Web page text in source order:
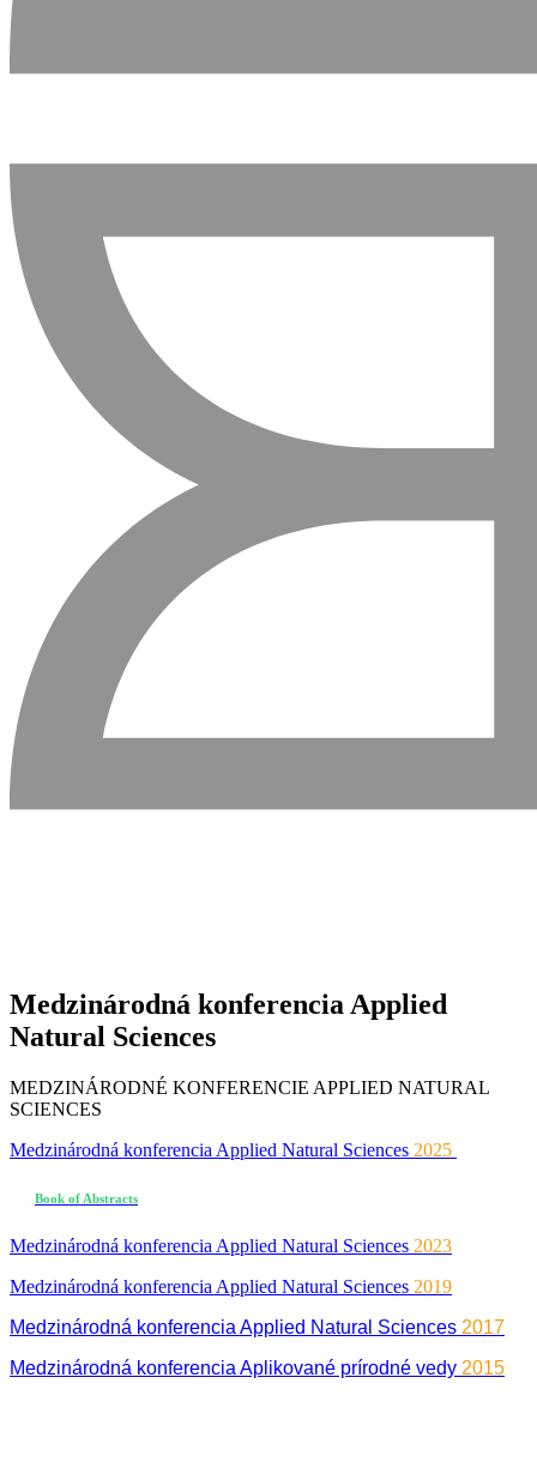
Medzinárodná konferencia Applied
Natural Sciences
MEDZINÁRODNÉ KONFERENCIE APPLIED NATURAL
SCIENCES
Medzinárodná konferencia Applied Natural Sciences 2025
Book of Abstracts
Medzinárodná konferencia Applied Natural Sciences 2023
Medzinárodná konferencia Applied Natural Sciences 2019
Medzinárodná konferencia Applied Natural Sciences 2017
Medzinárodná konferencia Aplikované prírodné vedy 2015